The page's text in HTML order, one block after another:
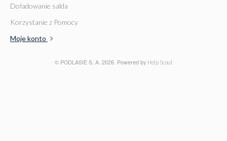
Doładowanie salda
Korzystanie z Pomocy
Moje konto
© PODLASIE S. A. 2026. Powered by Help Scout